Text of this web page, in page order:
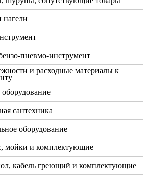
пневмо-инструмент
и расходные материалы к
сантехника
оборудование
мойки и комплектующие
кабель греющий и комплектующие